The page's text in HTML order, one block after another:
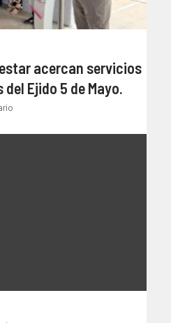
acercan servicios
Ejido 5 de Mayo.